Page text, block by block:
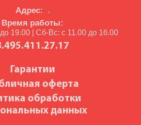
Адрес: ,
Время работы:
19.00 | Сб-Вс: с 11.00 до 16.00
Гарантии
оферта
обработки
данных